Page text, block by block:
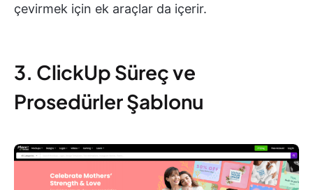
çevirmek için ek araçlar da içerir.
3. ClickUp Süreç ve
Prosedürler Şablonu